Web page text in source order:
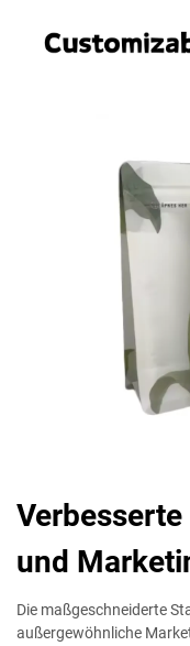
und
Die maßgeschneiderte
außergewöhnliche